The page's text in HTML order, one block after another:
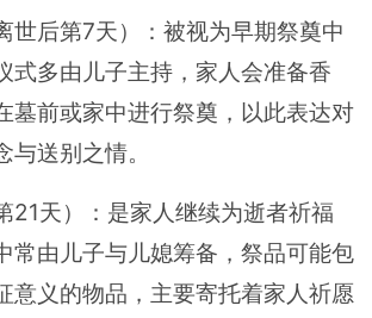
世后第7天）：被视为早期祭奠中
式多由儿子主持，家人会准备香
墓前或家中进行祭奠，以此表达对
送别之情。
21天）：是家人继续为逝者祈福
常由儿子与儿媳筹备，祭品可能包
意义的物品，主要寄托着家人祈愿